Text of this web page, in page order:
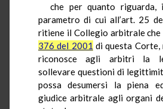
che per quanto riguarda,
parametro di cui all’art. 25
ritiene il Collegio arbitrale che
376 del 2001 di questa
riconosce agli arbitri la
sollevare questioni di
possa desumersi la piena
giudice arbitrale agli organi